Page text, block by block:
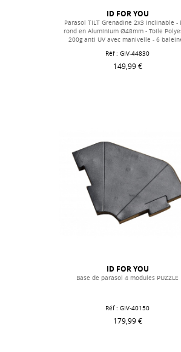
ID FOR YOU
Parasol TILT Grenadine 2x3 Inclinable -
rond en Aluminium Ø48mm - Toile
200g anti UV avec manivelle - 6
Réf : GIV-44830
149,99 €
ID FOR YOU
Base de parasol 4 modules PUZZLE
Réf : GIV-40150
179,99 €